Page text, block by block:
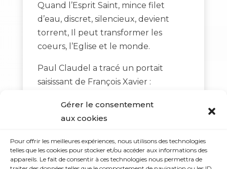
Gérer le consentement
aux cookies
Pour offrir les meilleures expériences, nous utilisons des technologies
telles que les cookies pour stocker et/ou accéder aux informations des
appareils. Le fait de consentir à ces technologies nous permettra de
Quand l’Esprit Saint, mince filet
d’eau, discret, silencieux, devient
torrent, Il peut transformer les
coeurs, l’Eglise et le monde.
Paul Claudel a tracé un portait
saisissant de François Xavier :
devant le mât, lisant l’office du jour
et la lettre de Loyola. Maintenant
l’Ethiopie jusqu’au Japon, il a ouvert
la tranchée partout. Le diable n’est